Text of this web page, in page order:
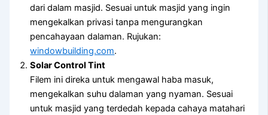
dari dalam masjid. Sesuai untuk masjid yang ingin
mengekalkan privasi tanpa mengurangkan
pencahayaan dalaman. Rujukan:
windowbuilding.com.
Solar Control Tint
Filem ini direka untuk mengawal haba masuk,
mengekalkan suhu dalaman yang nyaman. Sesuai
untuk masjid yang terdedah kepada cahaya matahari